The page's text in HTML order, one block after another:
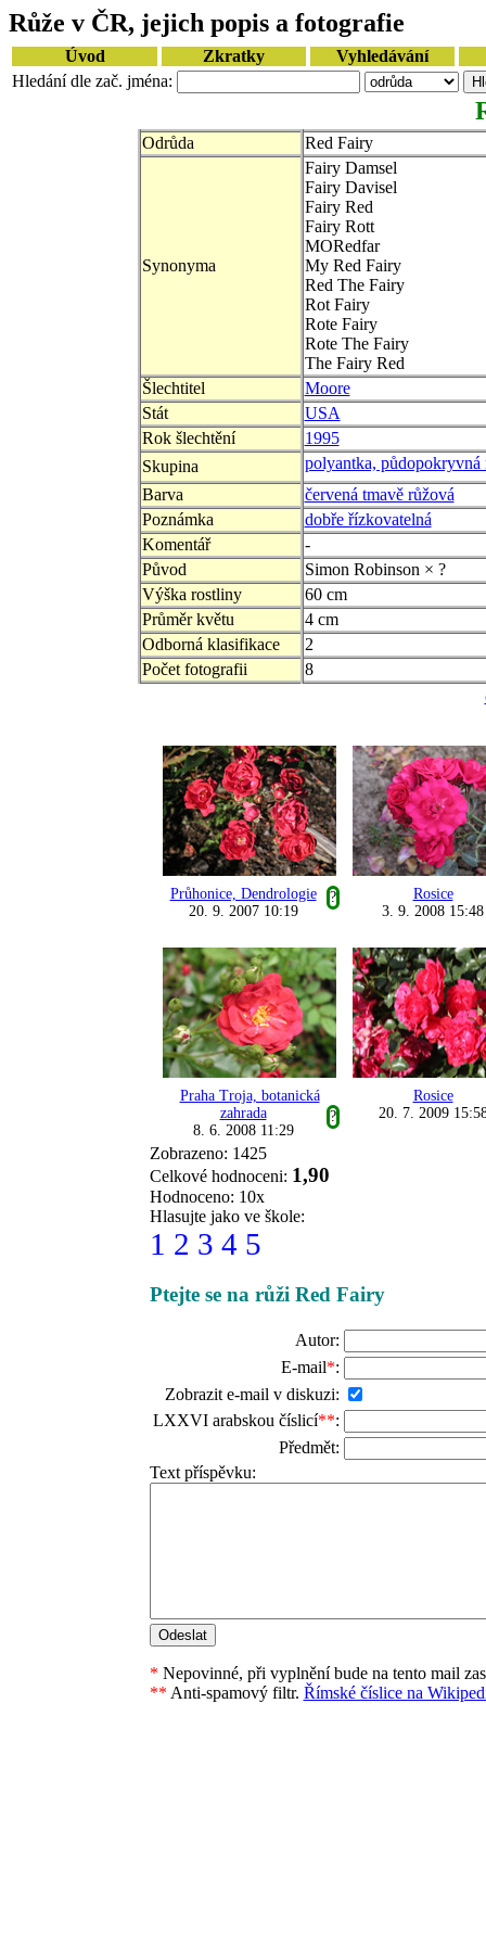
Růže v ČR, jejich popis a fotografie
Úvod Zkratky
Vyhledávání
Hledání dle zač. jména:
Odrůda Red Fairy
Synonyma
Fairy Damsel
Fairy Davisel
Fairy Red
Fairy Rott
MORedfar
My Red Fairy
Red The Fairy
Rot Fairy
Rote Fairy
Rote The Fairy
The Fairy Red
Šlechtitel
Moore
Stát
USA
Rok šlechtění
1995
Skupina
polyantka, půdopokryvná
Barva
červená tmavě růžová
Poznámka
dobře řízkovatelná
Komentář
-
Původ
Simon Robinson × ?
Výška rostliny
60 cm
Průměr květu
4 cm
Odborná klasifikace
2
Počet fotografii
8
Průhonice, Dendrologie
?
20. 9. 2007 10:19
Rosice
3. 9. 2008 15:48
Praha Troja, botanická
zahrada
?
8. 6. 2008 11:29
Rosice
20. 7. 2009
Zobrazeno: 1425
Celkové hodnoceni: 1,90
Hodnoceno: 10x
Hlasujte jako ve škole:
1 2 3 4 5
Ptejte se na růži Red Fairy
Autor:
E-mail*:
Zobrazit e-mail v diskuzi:
LXXVI arabskou číslicí**:
Předmět:
Text příspěvku:
* Nepovinné, při vyplnění bude na tento mail
** Anti-spamový filtr. Římské číslice na